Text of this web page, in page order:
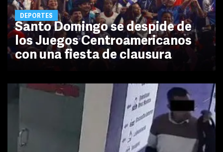
DEPORTES
Santo Domingo se despide de
los Juegos Centroamericanos
con una fiesta de clausura